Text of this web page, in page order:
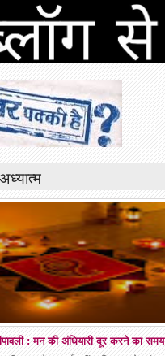
: मन की अंधियारी दूर करने का समय